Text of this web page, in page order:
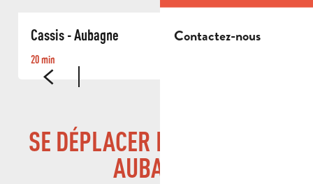
Contactez-nous
Cassis - Aubagne
20 min
SE DÉPLACER FACILEMENT À
AUBAGNE